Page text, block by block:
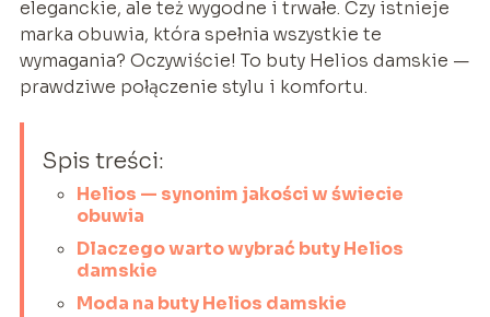
eleganckie, ale też wygodne i trwałe. Czy istnieje
marka obuwia, która spełnia wszystkie te
wymagania? Oczywiście! To buty Helios damskie —
prawdziwe połączenie stylu i komfortu.
Spis treści:
Helios — synonim jakości w świecie
obuwia
Dlaczego warto wybrać buty Helios
damskie
Moda na buty Helios damskie